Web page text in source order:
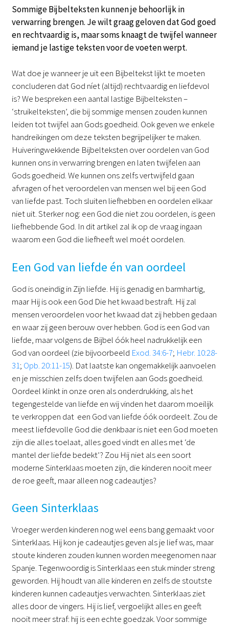
Sommige Bijbelteksten kunnen je behoorlijk in
verwarring brengen. Je wilt graag geloven dat God goed
en rechtvaardig is, maar soms knaagt de twijfel wanneer
iemand je lastige teksten voor de voeten werpt.
Wat doe je wanneer je uit een Bijbeltekst lijkt te moeten
concluderen dat God níet (altijd) rechtvaardig en liefdevol
is? We bespreken een aantal lastige Bijbelteksten –
‘struikelteksten’, die bij sommige mensen zouden kunnen
leiden tot twijfel aan Gods goedheid. Ook geven we enkele
handreikingen om deze teksten begrijpelijker te maken.
Huiveringwekkende Bijbelteksten over oordelen van God
kunnen ons in verwarring brengen en laten twijfelen aan
Gods goedheid. We kunnen ons zelfs vertwijfeld gaan
afvragen of het veroordelen van mensen wel bij een God
van liefde past. Toch sluiten liefhebben en oordelen elkaar
niet uit. Sterker nog: een God die niet zou oordelen, is geen
liefhebbende God. In dit artikel zal ik op de vraag ingaan
waarom een God die liefheeft wel moét oordelen.
Een God van liefde én van oordeel
God is oneindig in Zijn liefde. Hij is genadig en barmhartig,
maar Hij is ook een God Die het kwaad bestraft. Hij zal
mensen veroordelen voor het kwaad dat zij hebben gedaan
en waar zij geen berouw over hebben. God is een God van
liefde, maar volgens de Bijbel óók heel nadrukkelijk een
God van oordeel (zie bijvoorbeeld Exod. 34:6-7; Hebr. 10:28-
31; Opb. 20:11-15). Dat laatste kan ongemakkelijk aanvoelen
en je misschien zelfs doen twijfelen aan Gods goedheid.
Oordeel klinkt in onze oren als onderdrukking, als het
tegengestelde van liefde en wij vinden het daarom moeilijk
te verkroppen dat een God van liefde óók oordeelt. Zou de
meest liefdevolle God die denkbaar is niet een God moeten
zijn die alles toelaat, alles goed vindt en alles met ‘de
mantel der liefde bedekt’? Zou Hij niet als een soort
moderne Sinterklaas moeten zijn, die kinderen nooit meer
de roe geeft, maar alleen nog cadeautjes?
Geen Sinterklaas
Vroeger werden kinderen nog wel eens bang gemaakt voor
Sinterklaas. Hij kon je cadeautjes geven als je lief was, maar
stoute kinderen zouden kunnen worden meegenomen naar
Spanje. Tegenwoordig is Sinterklaas een stuk minder streng
geworden. Hij houdt van alle kinderen en zelfs de stoutste
kinderen kunnen cadeautjes verwachten. Sinterklaas ziet
alles door de vingers. Hij is lief, vergoelijkt alles en geeft
nooit meer straf: hij is een echte goedzak. Voor sommige